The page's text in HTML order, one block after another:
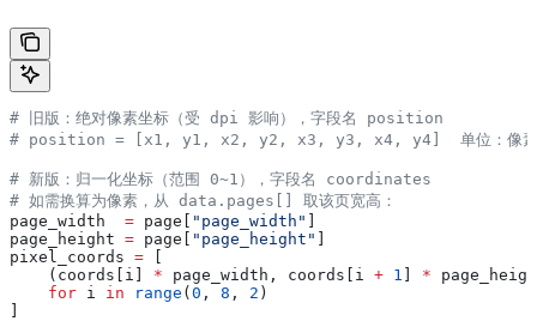
# 旧版：绝对像素坐标（受 dpi 影响），字段名 position
# position = [x1, y1, x2, y2, x3, y3, x4, y4]  单位：像素
# 新版：归一化坐标（范围 0~1），字段名 coordinates
# 如需换算为像素，从 data.pages[] 取该页宽高：
page_width = page[ "page_width" ]
page_height = page[ "page_height" ]
pixel_coords = [
    (coords[i]
* page_width, coords[i + 1 ] *
    for
i in range (0 , 8 , 2 )
]